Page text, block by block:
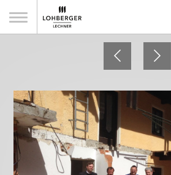
Wellnesshotel